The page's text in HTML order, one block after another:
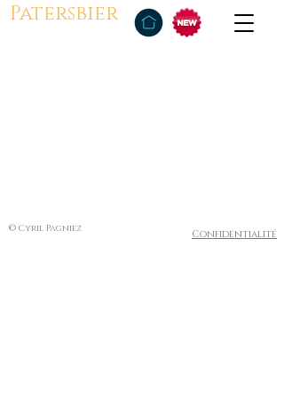
Patersbier
© Cyril Pagniez Confidentialité